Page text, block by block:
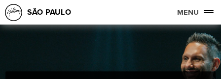
SÃO PAULO MENU